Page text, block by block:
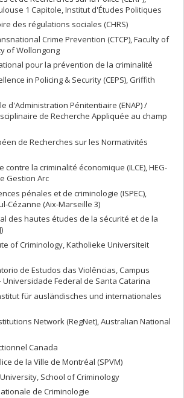
1 Capitole, Institut d'Études Politiques
des régulations sociales (CHRS)
Crime Prevention (CTCP), Faculty of
of Wollongong
pour la prévention de la criminalité
in Policing & Security (CEPS), Griffith
d'Administration Pénitentiaire (ENAP) /
de Recherche Appliquée au champ
de Recherches sur les Normativités
contre la criminalité économique (ILCE), HEG-
Gestion Arc
pénales et de criminologie (ISPEC),
Cézanne (Aix-Marseille 3)
des hautes études de la sécurité et de la
of Criminology, Katholieke Universiteit
de Estudos das Violências, Campus
Universidade Federal de Santa Catarina
für ausländisches und internationales
Network (RegNet), Australian National
Canada
de la Ville de Montréal (SPVM)
School of Criminology
de Criminologie